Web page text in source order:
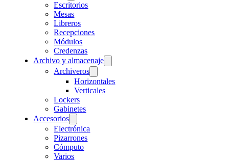
Escritorios
Mesas
Libreros
Recepciones
Módulos
Credenzas
Archivo y almacenaje
Archiveros
Horizontales
Verticales
Lockers
Gabinetes
Accesorios
Electrónica
Pizarrones
Cómputo
Varios